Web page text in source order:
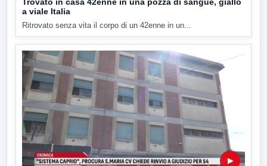
a viale Italia
Ritrovato senza vita il corpo di un 42enne in un...
▶